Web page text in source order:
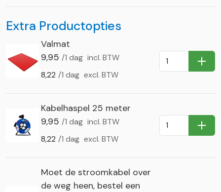
Extra Productopties
Valmat
9,95 /1 dag incl. BTW
8,22 /1 dag excl. BTW
In
Kabelhaspel 25 meter
9,95 /1 dag incl. BTW
8,22 /1 dag excl. BTW
In
Moet de stroomkabel over
de weg heen, bestel een